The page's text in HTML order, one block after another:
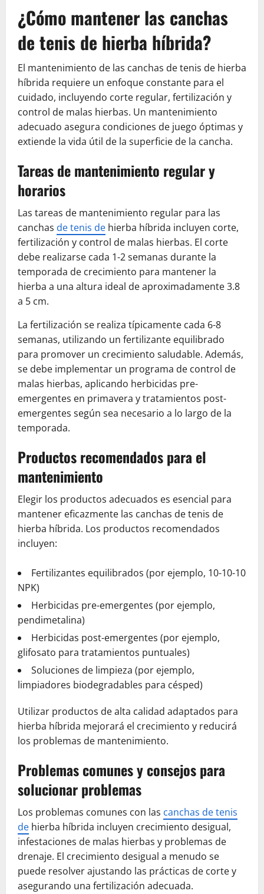
¿Cómo mantener las canchas
de tenis de hierba híbrida?
El mantenimiento de las canchas de tenis de hierba
híbrida requiere un enfoque constante para el
cuidado, incluyendo corte regular, fertilización y
control de malas hierbas. Un mantenimiento
adecuado asegura condiciones de juego óptimas y
extiende la vida útil de la superficie de la cancha.
Tareas de mantenimiento regular y
horarios
Las tareas de mantenimiento regular para las
canchas de tenis de hierba híbrida incluyen corte,
fertilización y control de malas hierbas. El corte
debe realizarse cada 1-2 semanas durante la
temporada de crecimiento para mantener la
hierba a una altura ideal de aproximadamente 3.8
a 5 cm.
La fertilización se realiza típicamente cada 6-8
semanas, utilizando un fertilizante equilibrado
para promover un crecimiento saludable. Además,
se debe implementar un programa de control de
malas hierbas, aplicando herbicidas pre-
emergentes en primavera y tratamientos post-
emergentes según sea necesario a lo largo de la
temporada.
Productos recomendados para el
mantenimiento
Elegir los productos adecuados es esencial para
mantener eficazmente las canchas de tenis de
hierba híbrida. Los productos recomendados
incluyen:
Fertilizantes equilibrados (por ejemplo, 10-10-10
NPK)
Herbicidas pre-emergentes (por ejemplo,
pendimetalina)
Herbicidas post-emergentes (por ejemplo,
glifosato para tratamientos puntuales)
Soluciones de limpieza (por ejemplo,
limpiadores biodegradables para césped)
Utilizar productos de alta calidad adaptados para
hierba híbrida mejorará el crecimiento y reducirá
los problemas de mantenimiento.
Problemas comunes y consejos para
solucionar problemas
Los problemas comunes con las canchas de tenis
de hierba híbrida incluyen crecimiento desigual,
infestaciones de malas hierbas y problemas de
drenaje. El crecimiento desigual a menudo se
puede resolver ajustando las prácticas de corte y
asegurando una fertilización adecuada.